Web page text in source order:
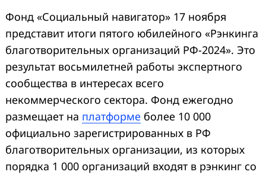
Фонд «Социальный навигатор» 17 ноября
представит итоги пятого юбилейного «Рэнкинга
благотворительных организаций РФ-2024». Это
результат восьмилетней работы экспертного
сообщества в интересах всего
некоммерческого сектора. Фонд ежегодно
размещает на платформе более 10 000
официально зарегистрированных в РФ
благотворительных организации, из которых
порядка 1 000 организаций входят в рэнкинг со